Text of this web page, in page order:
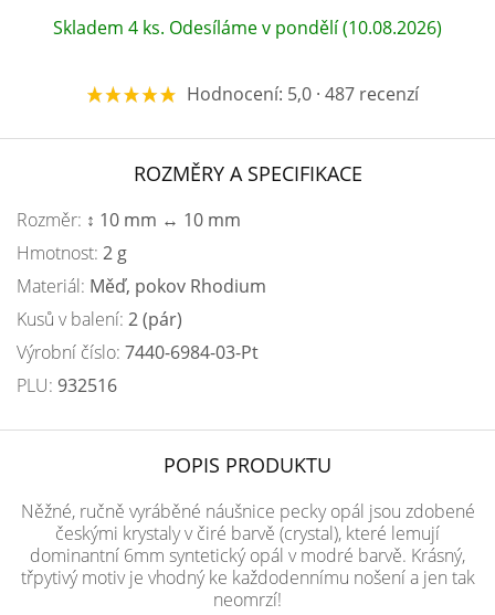
Skladem 4 ks. Odesíláme v pondělí (10.08.2026)
Hodnocení: 5,0 · 487 recenzí
ROZMĚRY A SPECIFIKACE
Rozměr: ↕ 10 mm ↔ 10 mm
Hmotnost: 2 g
Materiál: Měď, pokov Rhodium
Kusů v balení: 2 (pár)
Výrobní číslo: 7440-6984-03-Pt
PLU: 932516
POPIS PRODUKTU
Něžné, ručně vyráběné náušnice pecky opál jsou zdobené
českými krystaly v čiré barvě (crystal), které lemují
dominantní 6mm syntetický opál v modré barvě. Krásný,
třpytivý motiv je vhodný ke každodennímu nošení a jen tak
neomrzí!